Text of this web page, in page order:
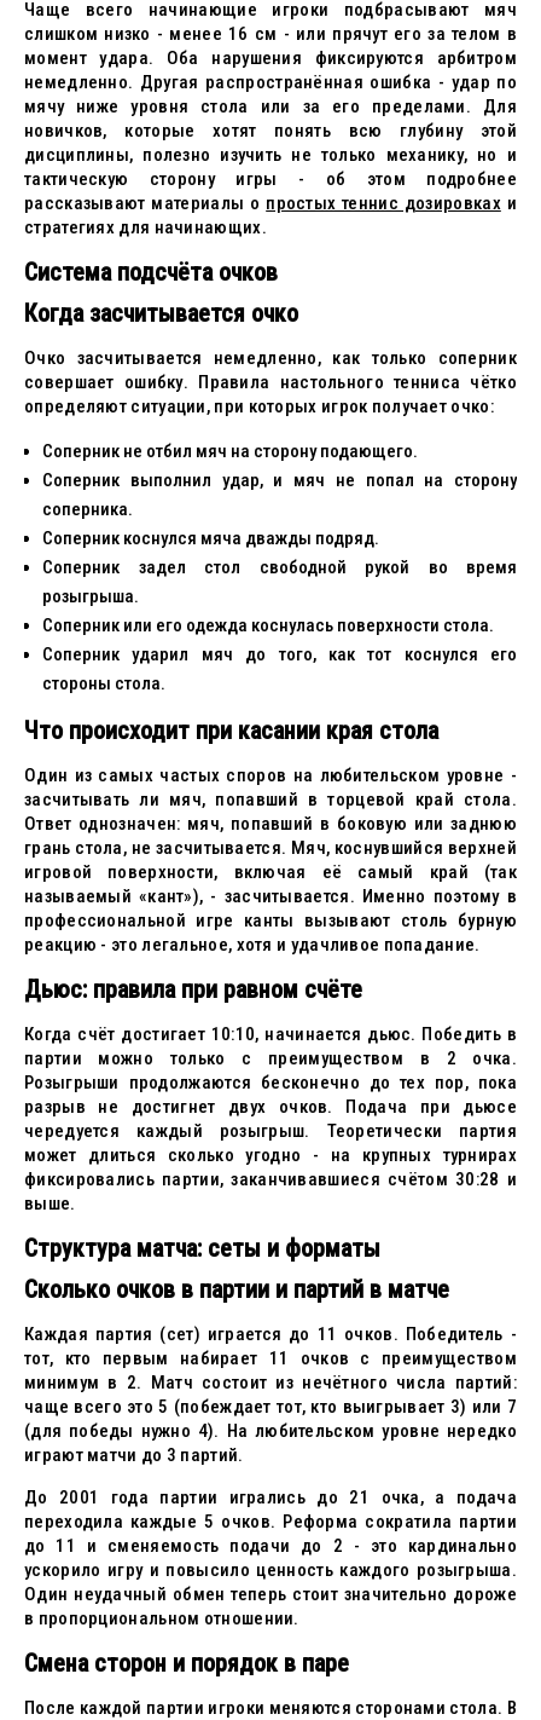
Чаще всего начинающие игроки подбрасывают мяч
слишком низко - менее 16 см - или прячут его за телом в
момент удара. Оба нарушения фиксируются арбитром
немедленно. Другая распространённая ошибка - удар по
мячу ниже уровня стола или за его пределами. Для
новичков, которые хотят понять всю глубину этой
дисциплины, полезно изучить не только механику, но и
тактическую сторону игры - об этом подробнее
рассказывают материалы о простых теннис дозировкахи
стратегиях для начинающих.
Система подсчёта очков
Когда засчитывается очко
Очко засчитывается немедленно, как только соперник
совершает ошибку. Правила настольного тенниса чётко
определяют ситуации, при которых игрок получает очко:
Соперник не отбил мяч на сторону подающего.
Соперник выполнил удар, и мяч не попал на сторону
соперника.
Соперник коснулся мяча дважды подряд.
Соперник задел стол свободной рукой во время
розыгрыша.
Соперник или его одежда коснулась поверхности стола.
Соперник ударил мяч до того, как тот коснулся его
стороны стола.
Что происходит при касании края стола
Один из самых частых споров на любительском уровне -
засчитывать ли мяч, попавший в торцевой край стола.
Ответ однозначен: мяч, попавший в боковую или заднюю
грань стола, не засчитывается. Мяч, коснувшийся верхней
игровой поверхности, включая её самый край (так
называемый «кант»), - засчитывается. Именно поэтому в
профессиональной игре канты вызывают столь бурную
реакцию - это легальное, хотя и удачливое попадание.
Дьюс: правила при равном счёте
Когда счёт достигает 10:10, начинается дьюс. Победить в
партии можно только с преимуществом в 2 очка.
Розыгрыши продолжаются бесконечно до тех пор, пока
разрыв не достигнет двух очков. Подача при дьюсе
чередуется каждый розыгрыш. Теоретически партия
может длиться сколько угодно - на крупных турнирах
фиксировались партии, заканчивавшиеся счётом 30:28 и
выше.
Структура матча: сеты и форматы
Сколько очков в партии и партий в матче
Каждая партия (сет) играется до 11 очков. Победитель -
тот, кто первым набирает 11 очков с преимуществом
минимум в 2. Матч состоит из нечётного числа партий:
чаще всего это 5 (побеждает тот, кто выигрывает 3) или 7
(для победы нужно 4). На любительском уровне нередко
играют матчи до 3 партий.
До 2001 года партии игрались до 21 очка, а подача
переходила каждые 5 очков. Реформа сократила партии
до 11 и сменяемость подачи до 2 - это кардинально
ускорило игру и повысило ценность каждого розыгрыша.
Один неудачный обмен теперь стоит значительно дороже
в пропорциональном отношении.
Смена сторон и порядок в паре
После каждой партии игроки меняются сторонами стола. В